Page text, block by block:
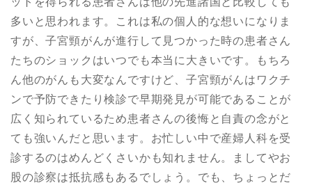
多いと思われます。これは私の個人的な想いになりま
すが、子宮頸がんが進行して見つかった時の患者さん
たちのショックはいつでも本当に大きいです。もちろ
ん他のがんも大変なんですけど、子宮頸がんはワクチ
ンで予防できたり検診で早期発見が可能であることが
広く知られているため患者さんの後悔と自責の念がと
ても強いんだと思います。お忙しい中で産婦人科を受
診するのはめんどくさいかも知れません。ましてやお
股の診察は抵抗感もあるでしょう。でも、ちょっとだ